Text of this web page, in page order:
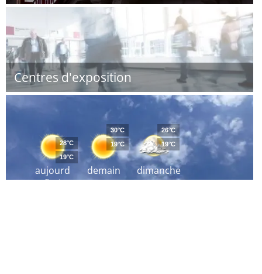
Centres d'exposition
aujourd
´hui
28°C
19°C
demain
30°C
19°C
dimanche
26°C
19°C